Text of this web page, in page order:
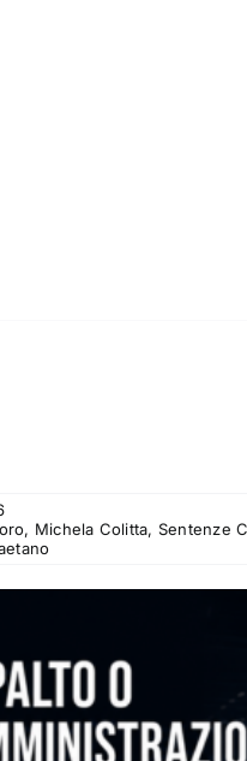
Michela Colitta, Sentenze